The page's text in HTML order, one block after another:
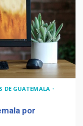
DE GUATEMALA
por